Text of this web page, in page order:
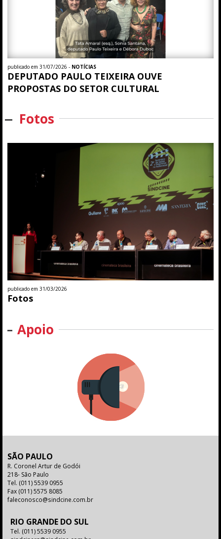
publicado em 31/07/2026 - NOTÍCIAS
DEPUTADO PAULO TEIXEIRA OUVE
PROPOSTAS DO SETOR CULTURAL
Fotos
publicado em 31/03/2026
Fotos
Apoio
SÃO PAULO
R. Coronel Artur de Godói
218- São Paulo
Tel. (011) 5539 0955
Fax (011) 5575 8085
faleconosco@sindcine.com.br
RIO GRANDE DO SUL
Tel. (011) 5539 0955